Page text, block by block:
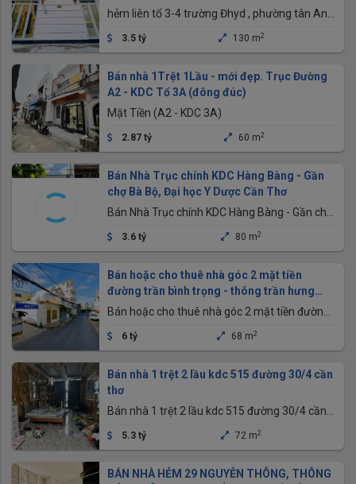
hẻm liên tổ 3-4 trường Đhyd , phường tân An ,
3.5 tỷ 130 m2
Bán nhà 1Trệt 1Lầu - mới đẹp. Trục Đường
A2 - KDC Tổ 3A (đông đúc)
Mặt Tiền (A2 - KDC 3A)
2.87 tỷ 60 m2
Bán Nhà Trục chính KDC Hàng Bàng - Gần
chợ Bà Bộ, Đại học Y Dược Cần Thơ
Bán Nhà Trục chính KDC Hàng Bàng - Gần chợ
3.6 tỷ 80 m2
Bán hoặc cho thuê nhà góc 2 mặt tiền
đường trần bình trọng - thông trần hưng
đạo và lý tự trọng
Bán hoặc cho thuê nhà góc 2 mặt tiền đường
trọng
6 tỷ 68 m2
Bán nhà 1 trệt 2 lầu kdc 515 đường 30/4 cần
thơ
Bán nhà 1 trệt 2 lầu kdc 515 đường 30/4 cần
5.3 tỷ 72 m2
BÁN NHÀ HẺM 29 NGUYỄN THÔNG, THÔNG